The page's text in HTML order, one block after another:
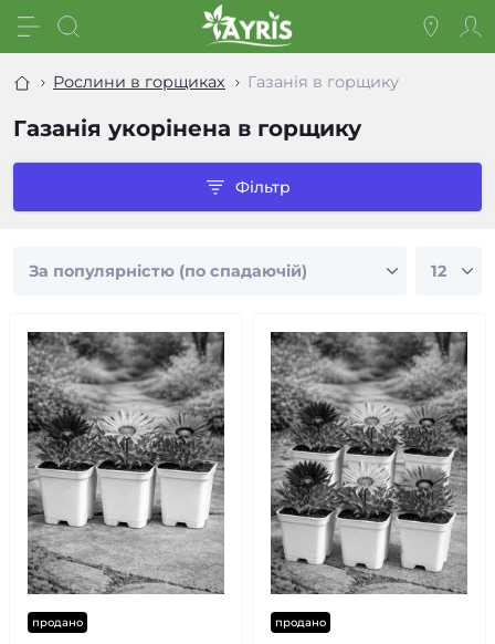
Рослини в горщиках Газанія в горщику
Газанія укорінена в горщику
Фільтр
продано продано